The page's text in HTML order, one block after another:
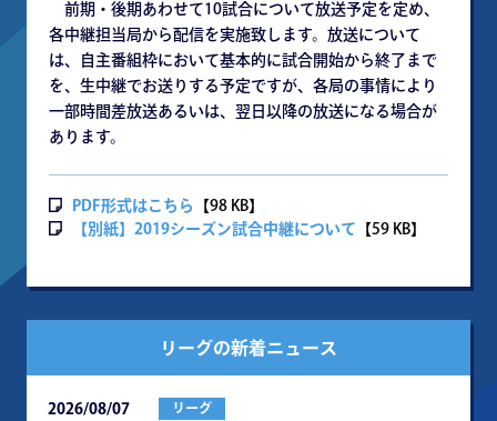
前期・後期あわせて10試合について放送予定を定め、
各中継担当局から配信を実施致します。放送について
は、自主番組枠において基本的に試合開始から終了まで
を、生中継でお送りする予定ですが、各局の事情により
一部時間差放送あるいは、翌日以降の放送になる場合が
あります。
PDF形式はこちら
【98 KB】
【別紙】2019シーズン試合中継について 【59 KB】
リーグの新着ニュース
2026/08/07 リーグ